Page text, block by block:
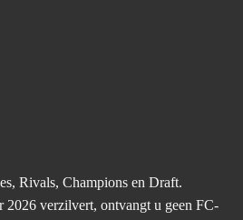
Rivals, Champions en Draft.
2026 verzilvert, ontvangt u geen FC-